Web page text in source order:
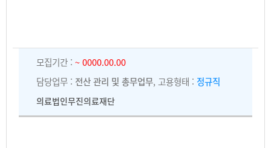
모집기간 : ~ 0000.00.00
담당업무 : 전산 관리 및 총무업무, 고용형태 : 정규직
의료법인무진의료재단